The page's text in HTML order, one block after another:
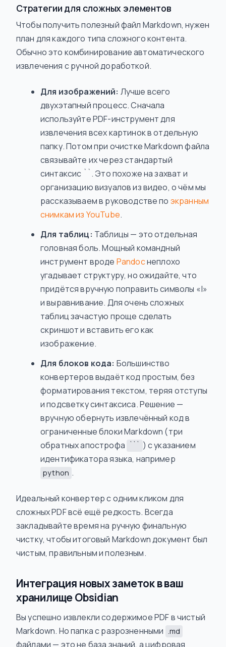
Стратегии для сложных элементов
Чтобы получить полезный файл Markdown, нужен
план для каждого типа сложного контента.
Обычно это комбинирование автоматического
извлечения с ручной доработкой.
Для изображений: Лучше всего
двухэтапный процесс. Сначала
используйте PDF-инструмент для
извлечения всех картинок в отдельную
папку. Потом при очистке Markdown файла
связывайте их через стандартый
синтаксис ``. Это похоже на захват и
организацию визуалов из видео, о чём мы
рассказываем в руководстве по экранным
снимкам из YouTube.
Для таблиц: Таблицы — это отдельная
головная боль. Мощный командный
инструмент вроде Pandocнеплохо
угадывает структуру, но ожидайте, что
придётся вручную поправить символы «|»
и выравнивание. Для очень сложных
таблиц зачастую проще сделать
скриншот и вставить его как
изображение.
Для блоков кода: Большинство
конвертеров выдаёт код простым, без
форматирования текстом, теряя отступы
и подсветку синтаксиса. Решение —
вручную обернуть извлечённый код в
ограниченные блоки Markdown (три
обратных апострофа
) с указанием
идентификатора языка, например
python .
Идеальный конвертер с одним кликом для
сложных PDF всё ещё редкость. Всегда
закладывайте время на ручную финальную
чистку, чтобы итоговый Markdown документ был
чистым, правильным и полезным.
Интеграция новых заметок в ваш
хранилище Obsidian
Вы успешно извлекли содержимое PDF в чистый
Markdown. Но папка с разрозненными .md
файлами — это не база знаний, а цифровая